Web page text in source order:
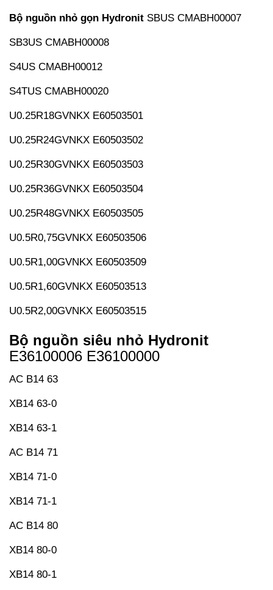
Bộ nguồn nhỏ gọn Hydronit SBUS CMABH00007
SB3US CMABH00008
S4US CMABH00012
S4TUS CMABH00020
U0.25R18GVNKX E60503501
U0.25R24GVNKX E60503502
U0.25R30GVNKX E60503503
U0.25R36GVNKX E60503504
U0.25R48GVNKX E60503505
U0.5R0,75GVNKX E60503506
U0.5R1,00GVNKX E60503509
U0.5R1,60GVNKX E60503513
U0.5R2,00GVNKX E60503515
Bộ nguồn siêu nhỏ Hydronit
E36100006 E36100000
AC B14 63
XB14 63-0
XB14 63-1
AC B14 71
XB14 71-0
XB14 71-1
AC B14 80
XB14 80-0
XB14 80-1